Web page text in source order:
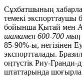
Сұхбатшының
темекі экспорттаушы
бойынша Қытай мен
шамамен 600-700
85-90%-ы, негізінен
экспортталады.
оңтүстік Риу-
штаттарында